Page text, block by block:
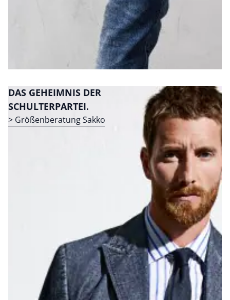
Bildverlinkung
DAS GEHEIMNIS DER
SCHULTERPARTEI.
> Größenberatung Sakko